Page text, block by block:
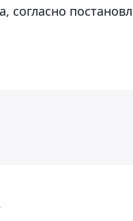
согласно